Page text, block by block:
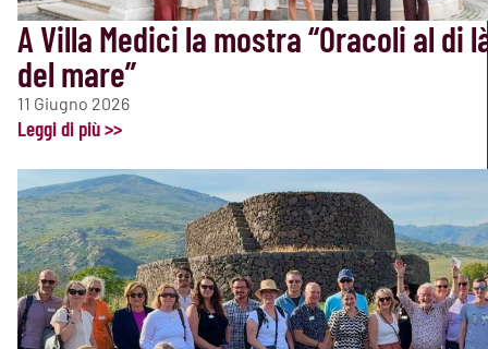
A Villa Medici la mostra “Oracoli al di
del mare”
11 Giugno 2026
Leggi di più >>